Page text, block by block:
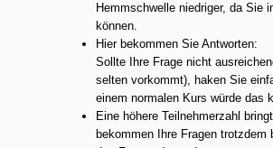
Hemmschwelle niedriger, da Sie
können.
Hier bekommen Sie Antworten:
Sollte Ihre Frage nicht
selten vorkommt), haken Sie
einem normalen Kurs würde das
Eine höhere Teilnehmerzahl
bekommen Ihre Fragen